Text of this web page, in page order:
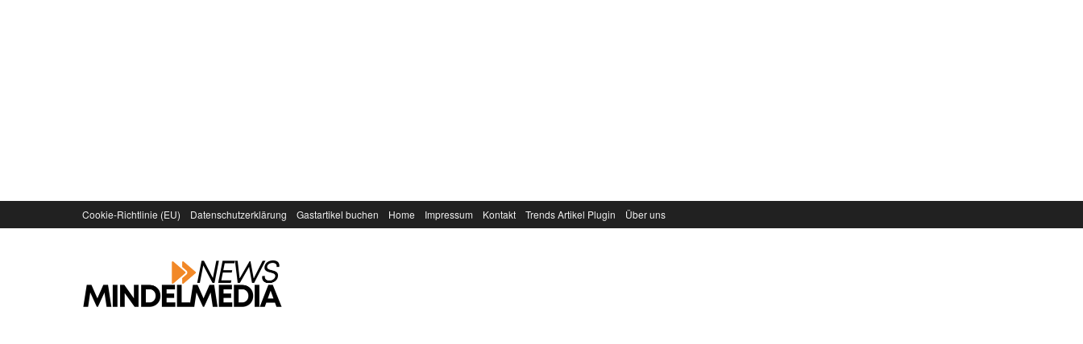
Cookie-Richtlinie (EU) Datenschutzerklärung Gastartikel buchen Home Impressum Kontakt Trends Artikel Plugin Über uns